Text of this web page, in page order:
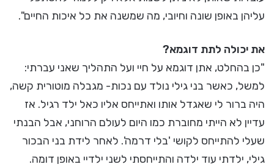
עליהן באופן שונה וחיובי, מה שמשנה את כל איכות החיים".
את יכולה לתת דוגמא?
"כן בהחלט, אתן דוגמא על חיי ועל התהליך שאני עברתי:
למשל, כאשר בני גילי נולד עם נכות- מגבלה מוטורית קשה,
היה ברור לי שאגדל אותו ואתייחס אליו כאל ילד רגיל. אז
עדיין לא הייתי מחוברת כמו היום לעולם הרוחני, אבל הבנתי
שעלי להתייחס לקושי 'בלי דרמה'. לאחר לידת בני הבכור
גילי, ילדתי עוד ילדה והתייחסתי לשני ילדיי באופן דומה.